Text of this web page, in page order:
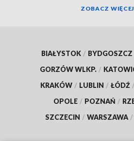
ZOBACZ WIĘCEJ
BIAŁYSTOK / BYDGOSZCZ
GORZÓW WLKP. /
KRAKÓW / LUBLIN / ŁÓDŹ
OPOLE / POZNAŃ /
SZCZECIN / WARSZAWA /